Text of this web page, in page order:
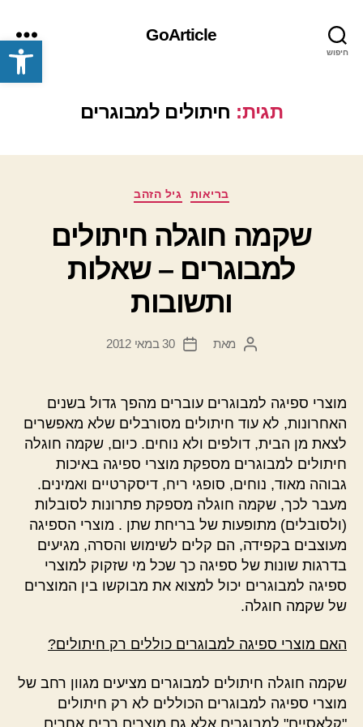
פתח סרגל נגישות חיפוש
GoArticle
תפריט
תגית: חיתולים למבוגרים
קטגוריות בריאות גיל הזהב
שקמה חוגלה חיתולים
למבוגרים – שאלות
ותשובות
המחבר
מאת
תאריך
30 במאי 2012
מוצרי ספיגה למבוגרים עוברים מהפך גדול בשנים
האחרונות, לא עוד חיתולים מסורבלים שלא מאפשרים
לצאת מן הבית, דולפים ולא נוחים. כיום, שקמה חוגלה
חיתולים למבוגרים מספקת מוצרי ספיגה באיכות
גבוהה מאוד, נוחים, סופגי ריח, דיסקרטיים ואמינים.
מעבר לכך, שקמה חוגלה מספקת פתרונות לסובלות
(ולסובלים) מתופעות של בריחת שתן . מוצרי הספיגה
מעוצבים בקפידה, הם קלים לשימוש והסרה, מגיעים
בדרגות שונות של ספיגה כך שכל מי שזקוק למוצרי
ספיגה למבוגרים יכול למצוא את מבוקשו בין המוצרים
של שקמה חוגלה.
האם מוצרי ספיגה למבוגרים כוללים רק חיתולים?
שקמה חוגלה חיתולים למבוגרים מציעים מגוון רחב של
מוצרי ספיגה למבוגרים הכוללים לא רק חיתולים
"קלאסיים" למבוגרים אלא גם מוצרים רבים אחרים